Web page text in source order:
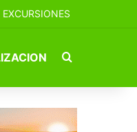
EXCURSIONES
Buscar por